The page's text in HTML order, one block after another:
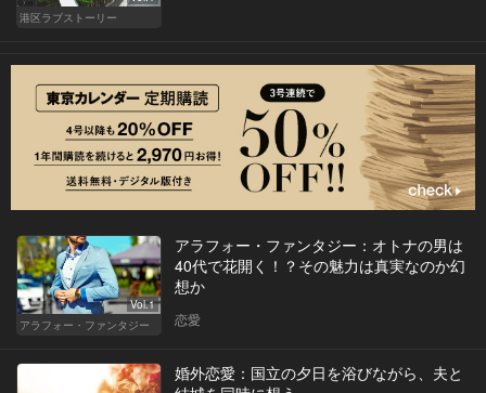
港区ラブストーリー
Vol.1
アラフォー・ファンタジー
アラフォー・ファンタジー：オトナの男は
40代で花開く！？その魅力は真実なのか幻
想か
恋愛
婚外恋愛：国立の夕日を浴びながら、夫と